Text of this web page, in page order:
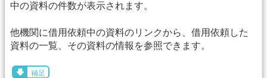
中の資料の件数が表示されます。
他機関に借用依頼中の資料のリンクから、借用依頼した
資料の一覧、その資料の情報を参照できます。
補足